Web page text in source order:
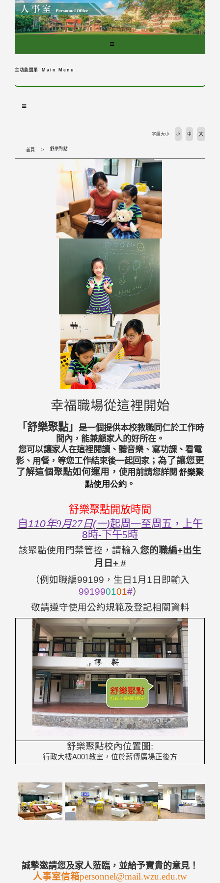
主功能選單 Main Menu
首頁 舒樂聚點
字級大小 小 中 大
幸福職場從這裡開始
「舒樂聚點」 是一個提供本校教職同仁於工作時
間 內， 能兼顧家人的好所在。
您可以讓家人在這裡閱讀、聽音樂、寫功課、看電
影、用餐，等您工作結束後一起回家； 為了讓您更
了解這個聚點如何運用， 使用前請您詳閱 舒樂聚
點使用公約 。
舒樂聚點開放時間
自110年9月27日(一)起周一至周五，上午
8時- 下午5時
該聚點使用門禁管控，請輸入您的職編+出生
月日 + #
（例如職編99199 ，生日 1月 1 日即輸入
991990101#）
敬請遵守使用公約規範及登記相關資料
舒樂聚點校內位置圖:
行政大樓A001教室，位於薪傳廣場正後方
誠摯邀請您及家人蒞臨，並給予寶貴的意見！
人事室信箱personnel@mail.wzu.edu.tw